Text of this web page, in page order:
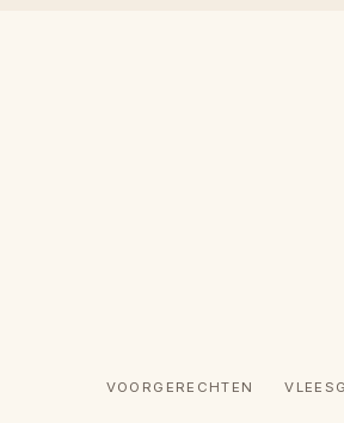
VOORGERECHTEN